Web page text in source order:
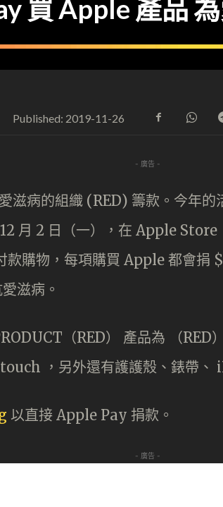
買 Apple 產品
Published: 2019-11-26
- 廣告 -
滋病的組織 (RED) 籌款。今年的
月 2 日（一），在 Apple
購物，每項購買 Apple 都會捐
滋病。
（RED） 產品為 （RED
，另外還有護護殼、錶帶、
以直接 Apple Pay 捐款。
- 廣告 -